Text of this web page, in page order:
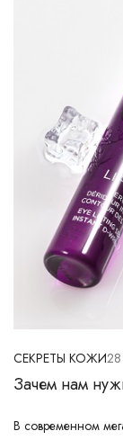
СЕКРЕТЫ КОЖИ
Зачем нам
В современном